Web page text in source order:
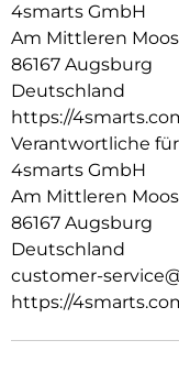
Passgenau &
Präzise
Zugriff auf Kamera,
Passform sorgt für
Erscheinungsbild.
4smarts GmbH
Am Mittleren
86167 Augsburg
Deutschland
https://
Verantwortliche
4smarts GmbH
Am Mittleren
86167 Augsburg
Deutschland
customer-
https://